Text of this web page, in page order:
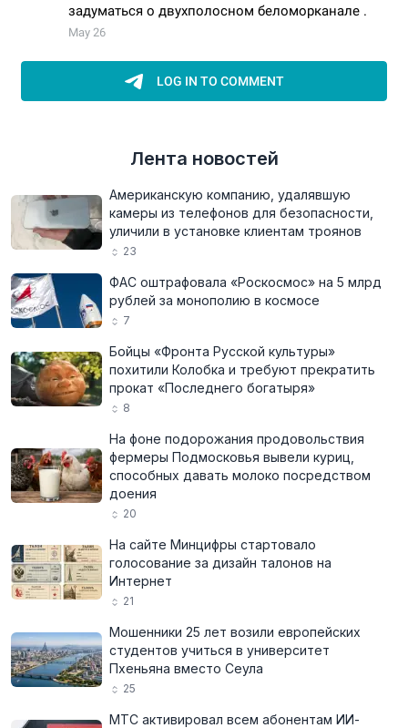
Лента новостей
Американскую компанию, удалявшую
камеры из телефонов для безопасности,
уличили в установке клиентам троянов
23
ФАС оштрафовала «Роскосмос» на 5 млрд
рублей за монополию в космосе
7
Бойцы «Фронта Русской культуры»
похитили Колобка и требуют прекратить
прокат «Последнего богатыря»
8
На фоне подорожания продовольствия
фермеры Подмосковья вывели куриц,
способных давать молоко посредством
доения
20
На сайте Минцифры стартовало
голосование за дизайн талонов на
Интернет
21
Мошенники 25 лет возили европейских
студентов учиться в университет
Пхеньяна вместо Сеула
25
МТС активировал всем абонентам ИИ-